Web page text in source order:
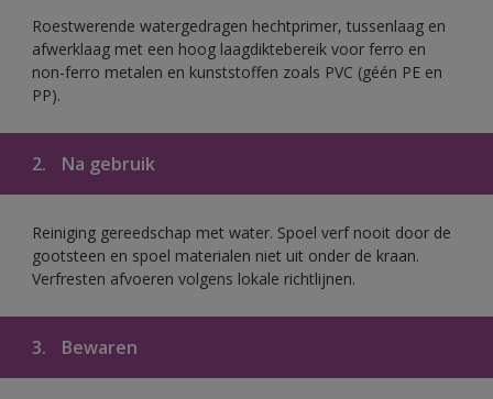
Roestwerende watergedragen hechtprimer, tussenlaag en
afwerklaag met een hoog laagdiktebereik voor ferro en
non-ferro metalen en kunststoffen zoals PVC (géén PE en
PP).
2. Na gebruik
Reiniging gereedschap met water. Spoel verf nooit door de
gootsteen en spoel materialen niet uit onder de kraan.
Verfresten afvoeren volgens lokale richtlijnen.
3. Bewaren